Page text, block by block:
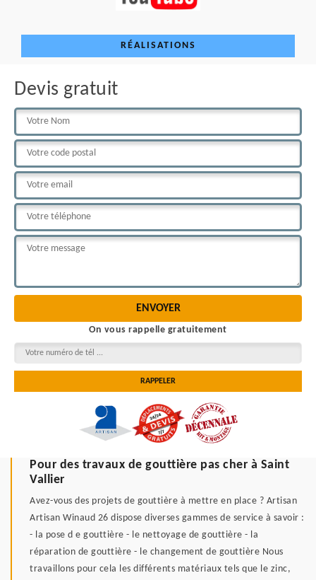
RÉALISATIONS
Devis gratuit
On vous rappelle gratuitement
Pour des travaux de gouttière pas cher à Saint
Vallier
Avez-vous des projets de gouttière à mettre en place ? Artisan
Artisan Winaud 26 dispose diverses gammes de service à savoir :
- la pose d e gouttière - le nettoyage de gouttière - la
réparation de gouttière - le changement de gouttière Nous
travaillons pour cela les différents matériaux tels que le zinc,